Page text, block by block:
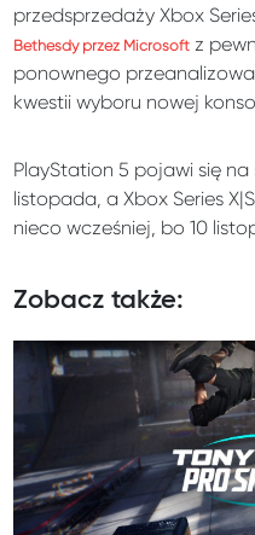
przedsprzedaży Xbox
Bethesdy przez Microsoft z
ponownego
kwestii wyboru nowej
PlayStation 5 pojawi się
listopada, a Xbox Series
nieco wcześniej, bo 10
Zobacz także: